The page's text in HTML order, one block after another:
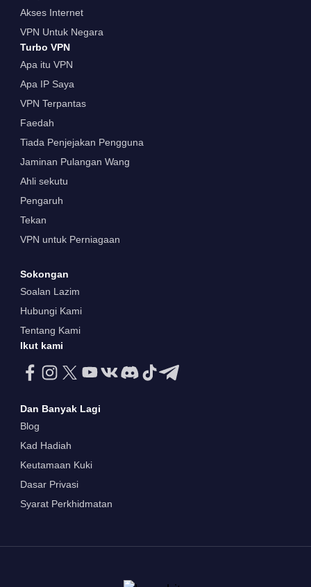
Akses Internet
VPN Untuk Negara
Turbo VPN
Apa itu VPN
Apa IP Saya
VPN Terpantas
Faedah
Tiada Penjejakan Pengguna
Jaminan Pulangan Wang
Ahli sekutu
Pengaruh
Tekan
VPN untuk Perniagaan
Sokongan
Soalan Lazim
Hubungi Kami
Tentang Kami
Ikut kami
Dan Banyak Lagi
Blog
Kad Hadiah
Keutamaan Kuki
Dasar Privasi
Syarat Perkhidmatan